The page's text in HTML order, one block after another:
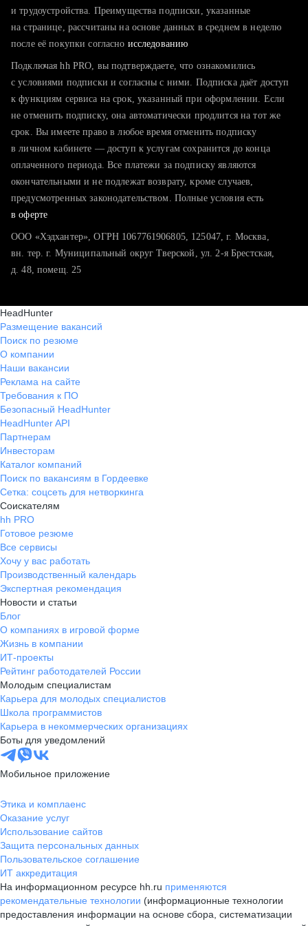
тратите много времени на поиск и вручную поднимаете
хотите сравнить себя с конкурентами и оценить шансы
и трудоустройства. Преимущества подписки, указанные
на странице, рассчитаны на основе данных в среднем в неделю
после её покупки согласно исследованию
Подключая hh PRO, вы подтверждаете, что ознакомились
с условиями подписки и согласны с ними. Подписка даёт доступ
к функциям сервиса на срок, указанный при оформлении. Если
не отменить подписку, она автоматически продлится на тот же
срок. Вы имеете право в любое время отменить подписку
в личном кабинете — доступ к услугам сохранится до конца
оплаченного периода. Все платежи за подписку являются
окончательными и не подлежат возврату, кроме случаев,
предусмотренных законодательством. Полные условия есть
в оферте
ООО «Хэдхантер», ОГРН 1067761906805, 125047, г. Москва,
вн. тер. г. Муниципальный округ Тверской, ул. 2-я Брестская,
д. 48, помещ. 25
HeadHunter
Размещение вакансий
Поиск по резюме
О компании
Наши вакансии
Реклама на сайте
Требования к ПО
Безопасный HeadHunter
HeadHunter API
Партнерам
Инвесторам
Каталог компаний
Поиск по вакансиям в Гордеевке
Сетка: соцсеть для нетворкинга
Соискателям
hh PRO
Готовое резюме
Все сервисы
Хочу у вас работать
Производственный календарь
Экспертная рекомендация
Новости и статьи
Блог
О компаниях в игровой форме
Жизнь в компании
ИТ-проекты
Рейтинг работодателей России
Молодым специалистам
Карьера для молодых специалистов
Школа программистов
Карьера в некоммерческих организациях
Боты для уведомлений
Мобильное приложение
Этика и комплаенс
Оказание услуг
Использование сайтов
Защита персональных данных
Пользовательское соглашение
ИТ аккредитация
На информационном ресурсе hh.ru применяются
рекомендательные технологии (информационные технологии
предоставления информации на основе сбора, систематизации